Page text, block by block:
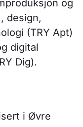
og
design,
(TRY Apt)
digital
Dig).
i Øvre